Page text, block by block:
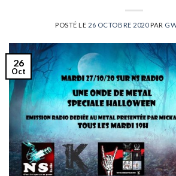
POSTÉ LE 26 OCTOBRE 2020PAR
26
Oct